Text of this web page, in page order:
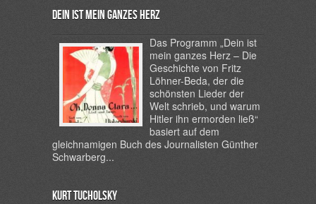
Dein ist mein ganzes Herz
Das Programm „Dein ist
mein ganzes Herz – Die
Geschichte von Fritz
Löhner-Beda, der die
schönsten Lieder der
Welt schrieb, und warum
Hitler ihn ermorden ließ“
basiert auf dem
gleichnamigen Buch des Journalisten Günther
Schwarberg...
Kurt Tucholsky